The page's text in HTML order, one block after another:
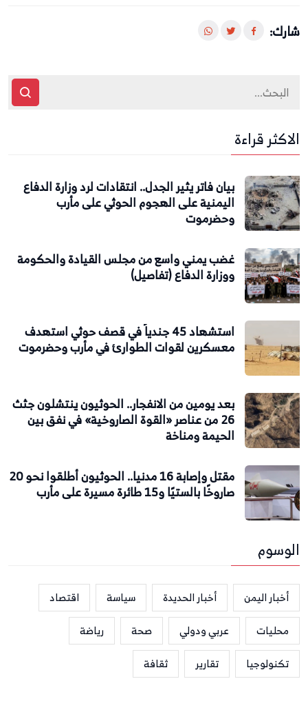
شارك:
الاكثر قراءة
بيان فاتر يثير الجدل.. انتقادات لرد وزارة الدفاع
اليمنية على الهجوم الحوثي على مأرب
وحضرموت
غضب يمني واسع من مجلس القيادة والحكومة
ووزارة الدفاع (تفاصيل)
استشهاد 45 جندياً في قصف حوثي استهدف
معسكرين لقوات الطوارئ في مأرب وحضرموت
بعد يومين من الانفجار.. الحوثيون ينتشلون جثث
26 من عناصر «القوة الصاروخية» في نفق بين
الحيمة ومناخة
مقتل وإصابة 16 مدنيا.. الحوثيون أطلقوا نحو 20
صاروخًا بالستيًا و15 طائرة مسيرة على مأرب
الوسوم
أخبار اليمن أخبار الحديدة سياسة
اقتصاد
محليات
عربي ودولي صحة
رياضة
تكنولوجيا
تقارير ثقافة